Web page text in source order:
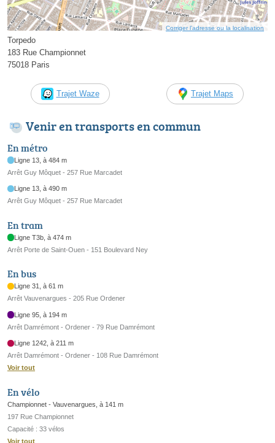
Corriger l’adresse ou la localisation
Torpedo
183 Rue Championnet
75018 Paris
Trajet Waze Trajet Maps
Venir en transports en commun
En métro
Ligne 13, à 484 m
Arrêt Guy Môquet - 257 Rue Marcadet
Ligne 13, à 490 m
Arrêt Guy Môquet - 257 Rue Marcadet
En tram
Ligne T3b, à 474 m
Arrêt Porte de Saint-Ouen - 151 Boulevard Ney
En bus
Ligne 31, à 61 m
Arrêt Vauvenargues - 205 Rue Ordener
Ligne 95, à 194 m
Arrêt Damrémont - Ordener - 79 Rue Damrémont
Ligne 1242, à 211 m
Arrêt Damrémont - Ordener - 108 Rue Damrémont
Voir tout
En vélo
Championnet - Vauvenargues, à 141 m
197 Rue Championnet
Capacité : 33 vélos
Voir tout